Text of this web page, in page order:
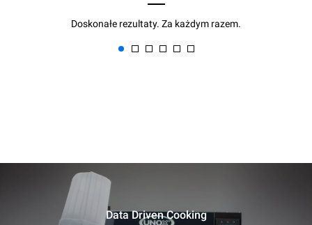
Doskonałe rezultaty. Za każdym razem.
Data Driven Cooking